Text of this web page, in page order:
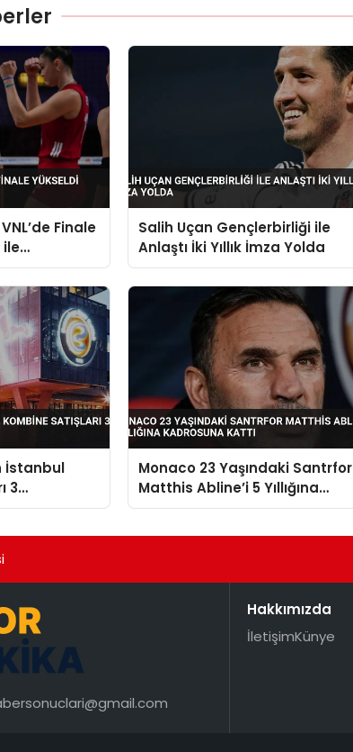
Finale
ile
Salih Uçan Gençlerbirliği ile
Anlaştı İki Yıllık İmza Yolda
İstanbul
3
Monaco 23 Yaşındaki Santrfor
Matthis Abline’i 5 Yıllığına
Kadrosuna Kattı
Hakkımızda
İletişimKünye